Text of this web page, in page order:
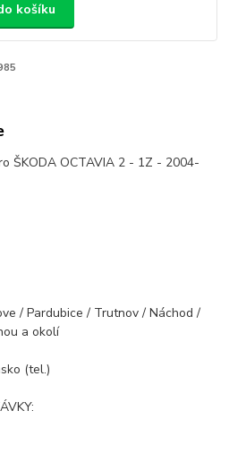
košíku
ŠKODA OCTAVIA 2 - 1Z - 2004-
/ Pardubice / Trutnov / Náchod /
a okolí
(tel.)